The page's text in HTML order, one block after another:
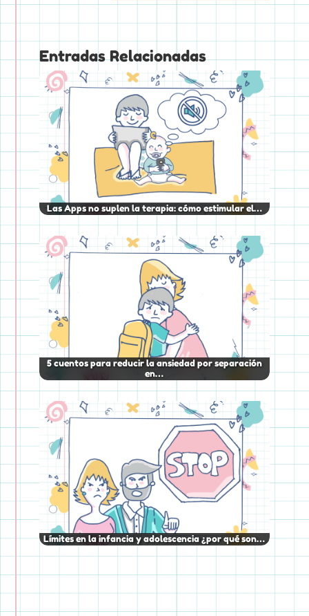
Entradas Relacionadas
Las Apps no suplen la terapia: cómo estimular el…
5 cuentos para reducir la ansiedad por separación
en…
Límites en la infancia y adolescencia ¿por qué son…